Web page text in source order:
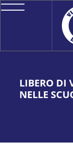
LIBERO DI
NELLE